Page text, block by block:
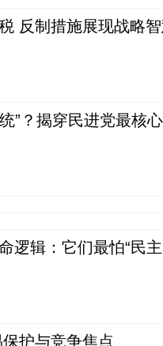
反制措施展现战略
”？揭穿民进党最核
逻辑：它们最怕“民
护与竞争焦点